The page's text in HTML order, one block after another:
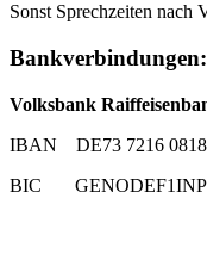
Sonst Sprechzeiten nach
Bankverbindungen:
Volksbank
IBAN DE73 7216 0818
BIC GENODEF1INP